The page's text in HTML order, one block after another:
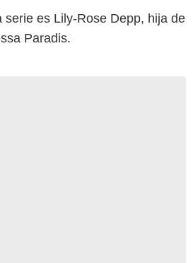
serie es Lily-Rose Depp, hija de
Paradis.